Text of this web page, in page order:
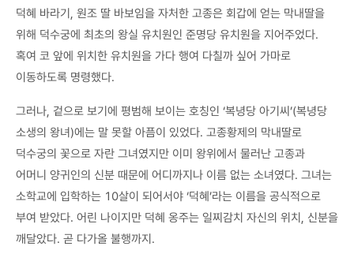
덕혜 바라기, 원조 딸 바보임을 자처한 고종은 회갑에 얻는 막내딸을
위해 덕수궁에 최초의 왕실 유치원인 준명당 유치원을 지어주었다.
혹여 코 앞에 위치한 유치원을 가다 행여 다칠까 싶어 가마로
이동하도록 명령했다.
그러나, 겉으로 보기에 평범해 보이는 호칭인 ‘복녕당 아기씨’(복녕당
소생의 왕녀)에는 말 못할 아픔이 있었다. 고종황제의 막내딸로
덕수궁의 꽃으로 자란 그녀였지만 이미 왕위에서 물러난 고종과
어머니 양귀인의 신분 때문에 어디까지나 이름 없는 소녀였다. 그녀는
소학교에 입학하는 10살이 되어서야 ‘덕혜’라는 이름을 공식적으로
부여 받았다. 어린 나이지만 덕혜 옹주는 일찌감치 자신의 위치, 신분을
깨달았다. 곧 다가올 불행까지.